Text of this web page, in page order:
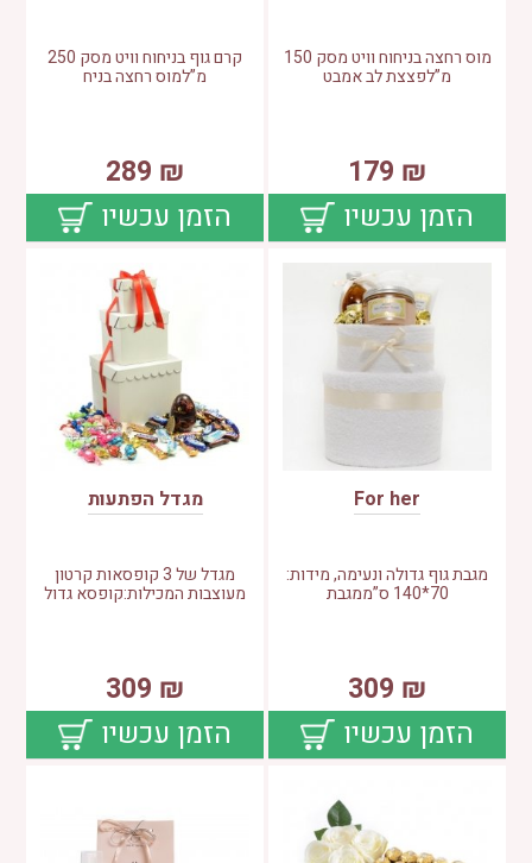
מוס רחצה בניחוח וויט מסק 150
מ”לפצצת לב אמבט
₪
179
הזמן עכשיו
קרם גוף בניחוח וויט מסק 250
מ”למוס רחצה בניח
₪
289
הזמן עכשיו
For her
מגבת גוף גדולה ונעימה, מידות:
70*140 ס”ממגבת
₪
309
הזמן עכשיו
מגדל הפתעות
מגדל של 3 קופסאות קרטון
מעוצבות המכילות:קופסא גדול
₪
309
הזמן עכשיו